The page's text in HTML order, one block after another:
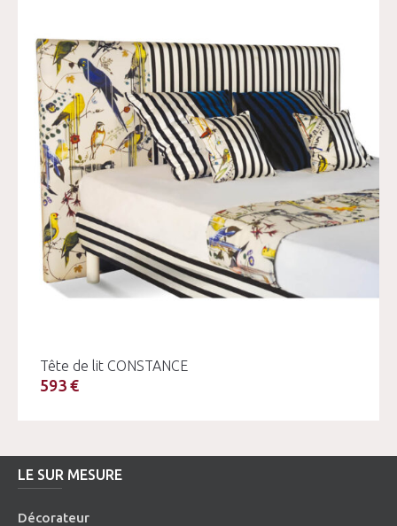
Tête de lit CONSTANCE
593 €
LE SUR MESURE
Décorateur